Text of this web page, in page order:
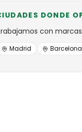
DONDE
con marcas
Madrid Barcelona